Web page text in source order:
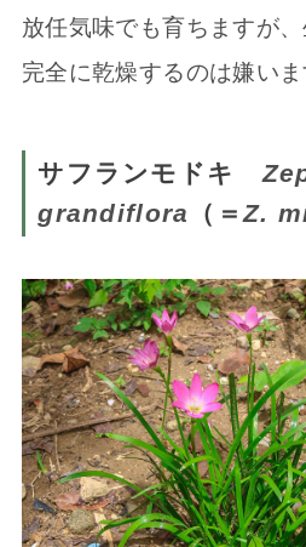
放任気味でも育ちますが
完全に乾燥するのは嫌いま
サフランモドキ
grandiflora （＝Z.